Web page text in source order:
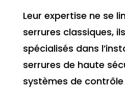
Leur expertise ne se
serrures classiques,
spécialisés dans
serrures de haute
systèmes de contrôle